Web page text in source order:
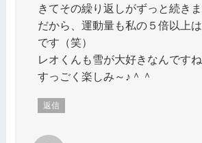
きてその繰り返しがずっと続きま
だから、運動量も私の５倍以上
です（笑）
レオくんも雪が大好きなんですね
すっごく楽しみ～♪＾＾
返信